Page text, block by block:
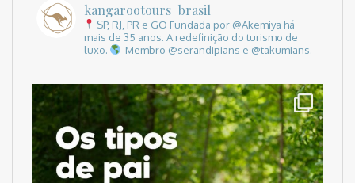
kangarootours_brasil
SP, RJ, PR e GO Fundada por @Akemiya há
mais de 35 anos. A redefinição do turismo de
luxo.
Membro @serandipians e @takumians.